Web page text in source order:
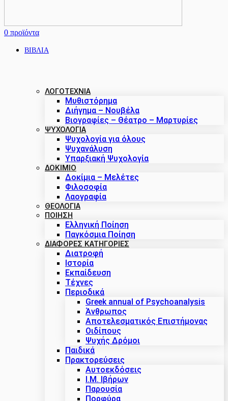
0 προϊόντα
ΒΙΒΛΙΑ
ΛΟΓΟΤΕΧΝΙΑ
Μυθιστόρημα
Διήγημα – Νουβέλα
Βιογραφίες – Θέατρο – Μαρτυρίες
ΨΥΧΟΛΟΓΙΑ
Ψυχολογία για όλους
Ψυχανάλυση
Υπαρξιακή Ψυχολογία
ΔΟΚΊΜΙΟ
Δοκίμια – Μελέτες
Φιλοσοφία
Λαογραφία
ΘΕΟΛΟΓΙΑ
ΠΟΙΗΣΗ
Ελληνική Ποίηση
Παγκόσμια Ποίηση
ΔΙΑΦΟΡΕΣ ΚΑΤΗΓΟΡΙΕΣ
Διατροφή
Ιστορία
Εκπαίδευση
Τέχνες
Περιοδικά
Greek annual of Psychoanalysis
Άνθρωπος
Αποτελεσματικός Επιστήμονας
Οιδίπους
Ψυχής Δρόμοι
Παιδικά
Πρακτoρεύσεις
Αυτοεκδόσεις
Ι.Μ. Ιβήρων
Παρουσία
Πορφύρα